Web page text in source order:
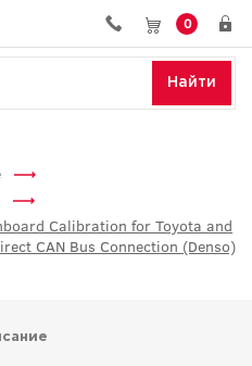
0
Найти
Calibration for Toyota and
CAN Bus Connection (Denso)